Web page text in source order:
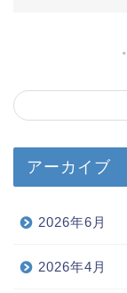
アーカイブ
2026年6月
2026年4月